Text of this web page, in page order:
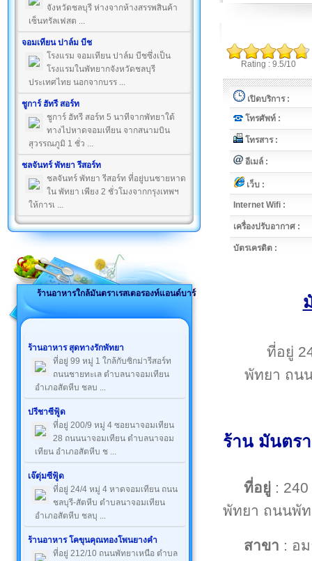
จังหวัดชลบุรี ห่างจากห้างสรรพสินค้า
เซ็นทรัลเฟสต ...
จอมเทียน ปาล์ม บีช
โรงแรม จอมเทียน ปาล์ม บีชซึ่งเป็น
โรงแรมในพัทยากจังหวัดชลบุรี
ประเทศไทย นอกจากบรร ...
ชูการ์ ฮัทรี สอร์ท
ชูการ์ ฮัทรี สอร์ท 5 นาทีจากพัทยาใต้
ทางไปหาดจอมเทียน จากสนามบิน
สุวรรณภูมิ 1 ชั่ว ...
ชลจันทร์ พัทยา รีสอร์ท
ชลจันทร์ พัทยา รีสอร์ท ที่อยู่บนชายหาด
ใน พัทยา เพียง 2 ชั่วโมงจากกรุงเทพฯ
ให้การเ ...
ร้านอาหารใกล้มันตราเรสเตอรองท์แอนด์บาร์
ร้านอาหาร สุดทางรักพัทยา
ที่อยู่ 99 หมู่ 1 ใกล้กับซิกม่ารีสอร์ท
ถนนชายทะเล ตำบลนาจอมเทียน
อำเภอสัตหีบ ชลบ ...
ปรีชาซีฟู้ด
ที่อยู่ 200/9 หมู่ 4 ซอยนาจอมเทียน
28 ถนนนาจอมเทียน ตำบลนาจอม
เทียน อำเภอสัตหีบ ช ...
เจ๊ตุ่มซีฟู้ด
ที่อยู่ 24/4 หมู่ 4 หาดจอมเทียน ถนน
ชลบุรี-สัตหีบ ตำบลนาจอมเทียน
อำเภอสัตหีบ ชลบุ ...
ร้านอาหาร โคขุนคุณทองโพนยางคำ
ที่อยู่ 212/10 ถนนพัทยาเหนือ ตำบล
Rating : 9.5/10
เปิดบริการ :
โทรศัพท์ :
โทรสาร :
อีเมล์ :
เว็บ :
Internet Wifi :
เครื่องปรับอากาศ :
บัตรเครดิต :
ที่อยู่
พัทยา ถน
ร้าน มันตร
ที่อยู่ :
พัทยา ถนนพัท
สาขา : อ